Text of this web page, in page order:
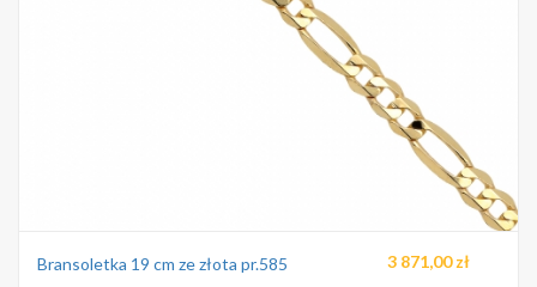
Bransoletka 19 cm ze złota pr.585 3 871,00 zł